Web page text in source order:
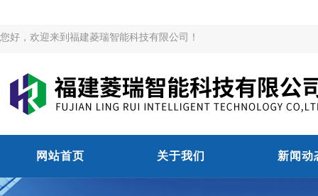
您好，欢迎来到福建菱瑞智能科技有限公司！
网站首页 关于我们 新闻动